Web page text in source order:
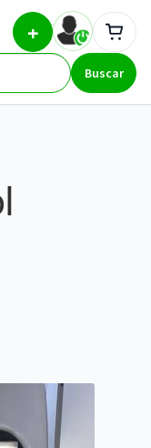
Buscar
+
remoto drone